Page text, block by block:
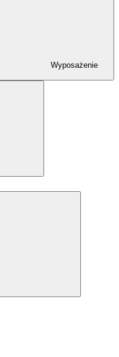
Wyposażenie